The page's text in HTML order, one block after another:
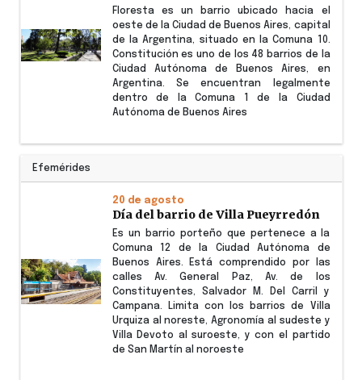
Floresta es un barrio ubicado hacia el
oeste de la Ciudad de Buenos Aires, capital
de la Argentina, situado en la Comuna 10.
Constitución es uno de los 48 barrios de la
Ciudad Autónoma de Buenos Aires, en
Argentina. Se encuentran legalmente
dentro de la Comuna 1 de la Ciudad
Autónoma de Buenos Aires
Efemérides
20 de agosto
Día del barrio de Villa Pueyrredón
Es un barrio porteño que pertenece a la
Comuna 12 de la Ciudad Autónoma de
Buenos Aires. Está comprendido por las
calles Av. General Paz, Av. de los
Constituyentes, Salvador M. Del Carril y
Campana. Limita con los barrios de Villa
Urquiza al noreste, Agronomía al sudeste y
Villa Devoto al suroeste, y con el partido
de San Martín al noroeste